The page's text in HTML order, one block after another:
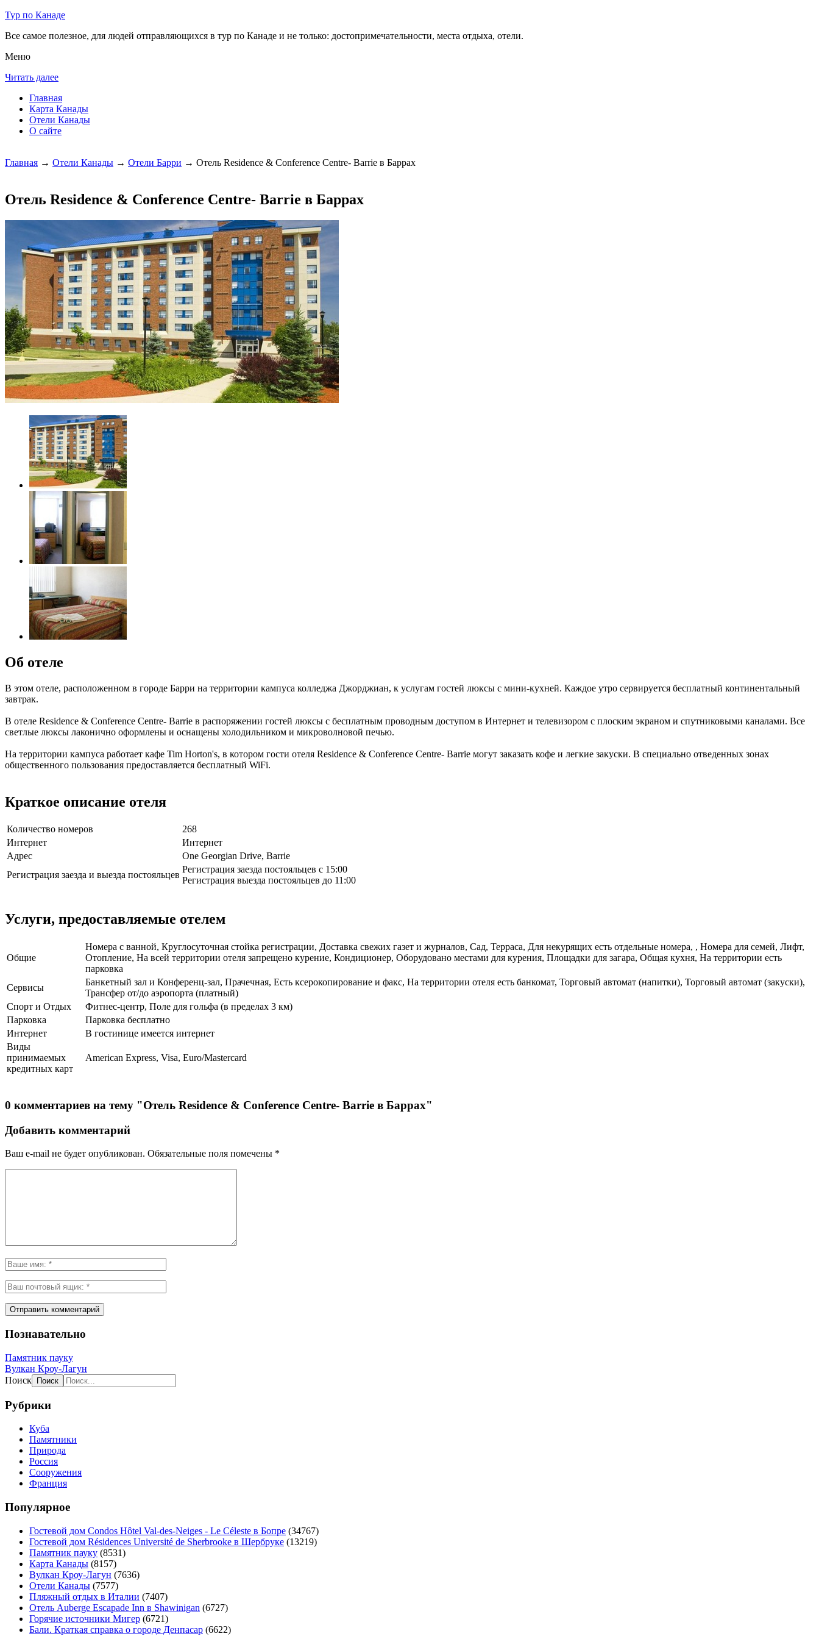
Тур по Канаде
Все самое полезное, для людей отправляющихся в тур по Канаде и не только: достопримечательности, места отдыха, отели.
Меню
Читать далее
Главная
Карта Канады
Отели Канады
О сайте
Главная → Отели Канады → Отели Барри → Отель Residence & Conference Centre- Barrie в Баррах
Отель Residence & Conference Centre- Barrie в Баррах
Об отеле
В этом отеле, расположенном в городе Барри на территории кампуса колледжа Джорджиан, к услугам гостей люксы с мини-кухней. Каждое утро сервируется бесплатный континентальный
завтрак.
В отеле Residence & Conference Centre- Barrie в распоряжении гостей люксы с бесплатным проводным доступом в Интернет и телевизором с плоским экраном и спутниковыми каналами. Все
светлые люксы лаконично оформлены и оснащены холодильником и микроволновой печью.
На территории кампуса работает кафе Tim Horton's, в котором гости отеля Residence & Conference Centre- Barrie могут заказать кофе и легкие закуски. В специально отведенных зонах
общественного пользования предоставляется бесплатный WiFi.
Краткое описание отеля
Количество номеров
268
Интернет
Интернет
Адрес
One Georgian Drive, Barrie
Регистрация заезда и выезда постояльцев
Регистрация заезда постояльцев с 15:00
Регистрация выезда постояльцев до 11:00
Услуги, предоставляемые отелем
Общие
Номера с ванной, Круглосуточная стойка регистрации, Доставка свежих газет и журналов, Сад, Терраса, Для некурящих есть отдельные номера, , Номера для семей, Лифт,
Отопление, На всей территории отеля запрещено курение, Кондиционер, Оборудовано местами для курения, Площадки для загара, Общая кухня, На территории есть
парковка
Сервисы
Банкетный зал и Конференц-зал, Прачечная, Есть ксерокопирование и факс, На территории отеля есть банкомат, Торговый автомат (напитки), Торговый автомат (закуски),
Трансфер от/до аэропорта (платный)
Спорт и Отдых
Фитнес-центр, Поле для гольфа (в пределах 3 км)
Парковка
Парковка бесплатно
Интернет
В гостинице имеется интернет
Виды
принимаемых
кредитных карт
American Express, Visa, Euro/Mastercard
0 комментариев на тему "Отель Residence & Conference Centre- Barrie в Баррах"
Добавить комментарий
Ваш e-mail не будет опубликован. Обязательные поля помечены *
Познавательно
Памятник пауку
Вулкан Кроу-Лагун
Поиск
Рубрики
Куба
Памятники
Природа
Россия
Сооружения
Франция
Популярное
Гостевой дом Condos Hôtel Val-des-Neiges - Le Céleste в Бопре (34767)
Гостевой дом Résidences Université de Sherbrooke в Шербруке (13219)
Памятник пауку (8531)
Карта Канады (8157)
Вулкан Кроу-Лагун (7636)
Отели Канады (7577)
Пляжный отдых в Италии (7407)
Отель Auberge Escapade Inn в Shawinigan (6727)
Горячие источники Мигер (6721)
Бали. Краткая справка о городе Денпасар (6622)